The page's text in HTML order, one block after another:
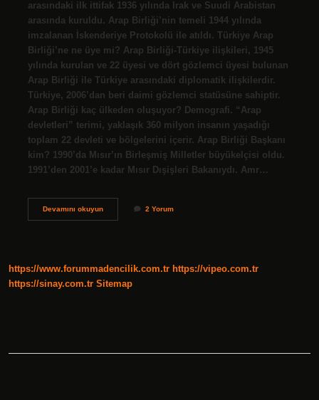
arasındaki ilk ittifak 1936 yılında Irak ve Suudi Arabistan
arasında kuruldu. Arap Birliği’nin temeli 1944 yılında
imzalanan İskenderiye Protokolü ile atıldı. Türkiye Arap
Birliği’ne ne üye mi? Arap Birliği-Türkiye ilişkileri, 1945
yılında kurulan ve 22 üyesi ve dört gözlemci üyesi bulunan
Arap Birliği ile Türkiye arasındaki diplomatik ilişkilerdir.
Türkiye, 2006’dan beri daimi gözlemci statüsüne sahiptir.
Arap Birliği kaç ülkeden oluşuyor? Demografi. “Arap
devletleri” terimi, yaklaşık 360 milyon insanın yaşadığı
toplam 22 devleti ve bölgelerini içerir. Arap Birliği Başkanı
kim? 1990’da Mısır’ın Birleşmiş Milletler büyükelçisi oldu.
1991’den 2001’e kadar Mısır Dışişleri Bakanıydı. Amr…
Devamını okuyunArap
2 Yorum
https://www.forummadencilik.com.tr https://vipeo.com.tr
https://sinay.com.tr Sitemap